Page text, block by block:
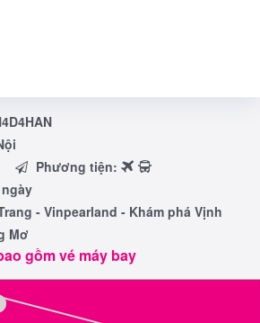
Phương tiện:
- Vinpearland - Khám phá Vịnh
Mơ
gồm vé máy bay